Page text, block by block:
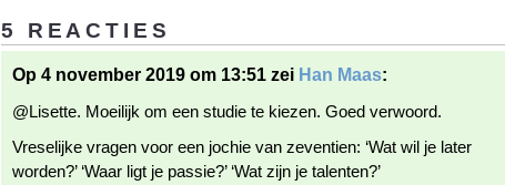
5 REACTIES
Op 4 november 2019 om 13:51 zei Han Maas:
@Lisette. Moeilijk om een studie te kiezen. Goed verwoord.
Vreselijke vragen voor een jochie van zeventien: ‘Wat wil je later
worden?’ ‘Waar ligt je passie?’ ‘Wat zijn je talenten?’